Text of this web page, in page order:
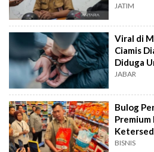
JATIM
Viral di
Ciamis
Diduga
Demo
JABAR
Bulog
Premium
BISNIS